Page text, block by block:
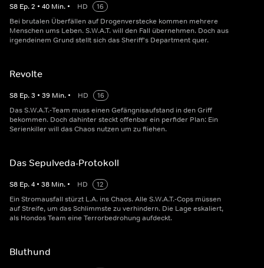
S8 Ep.2 • 40 Min. • HD
16
Bei brutalen Überfällen auf Drogenverstecke kommen mehrere
Menschen ums Leben. S.W.A.T. will den Fall übernehmen. Doch aus
irgendeinem Grund stellt sich das Sheriff's Department quer.
Revolte
S8 Ep.3 • 39 Min. • HD
16
Das S.W.A.T.-Team muss einen Gefängnisaufstand in den Griff
bekommen. Doch dahinter steckt offenbar ein perfider Plan: Ein
Serienkiller will das Chaos nutzen um zu fliehen.
Das Sepulveda-Protokoll
S8 Ep.4 • 38 Min. • HD
12
Ein Stromausfall stürzt L.A. ins Chaos. Alle S.W.A.T.-Cops müssen
auf Streife, um das Schlimmste zu verhindern. Die Lage eskaliert,
als Hondos Team eine Terrorbedrohung aufdeckt.
Bluthund